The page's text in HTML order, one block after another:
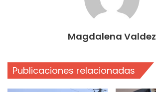
Magdalena Valdez
Publicaciones relacionadas